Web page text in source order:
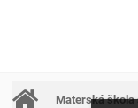
Materská škola